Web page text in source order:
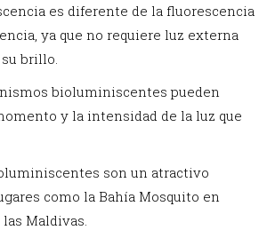
es diferente de la fluorescencia
ya que no requiere luz externa
brillo.
bioluminiscentes pueden
y la intensidad de la luz que
son un atractivo
como la Bahía Mosquito en
Maldivas.